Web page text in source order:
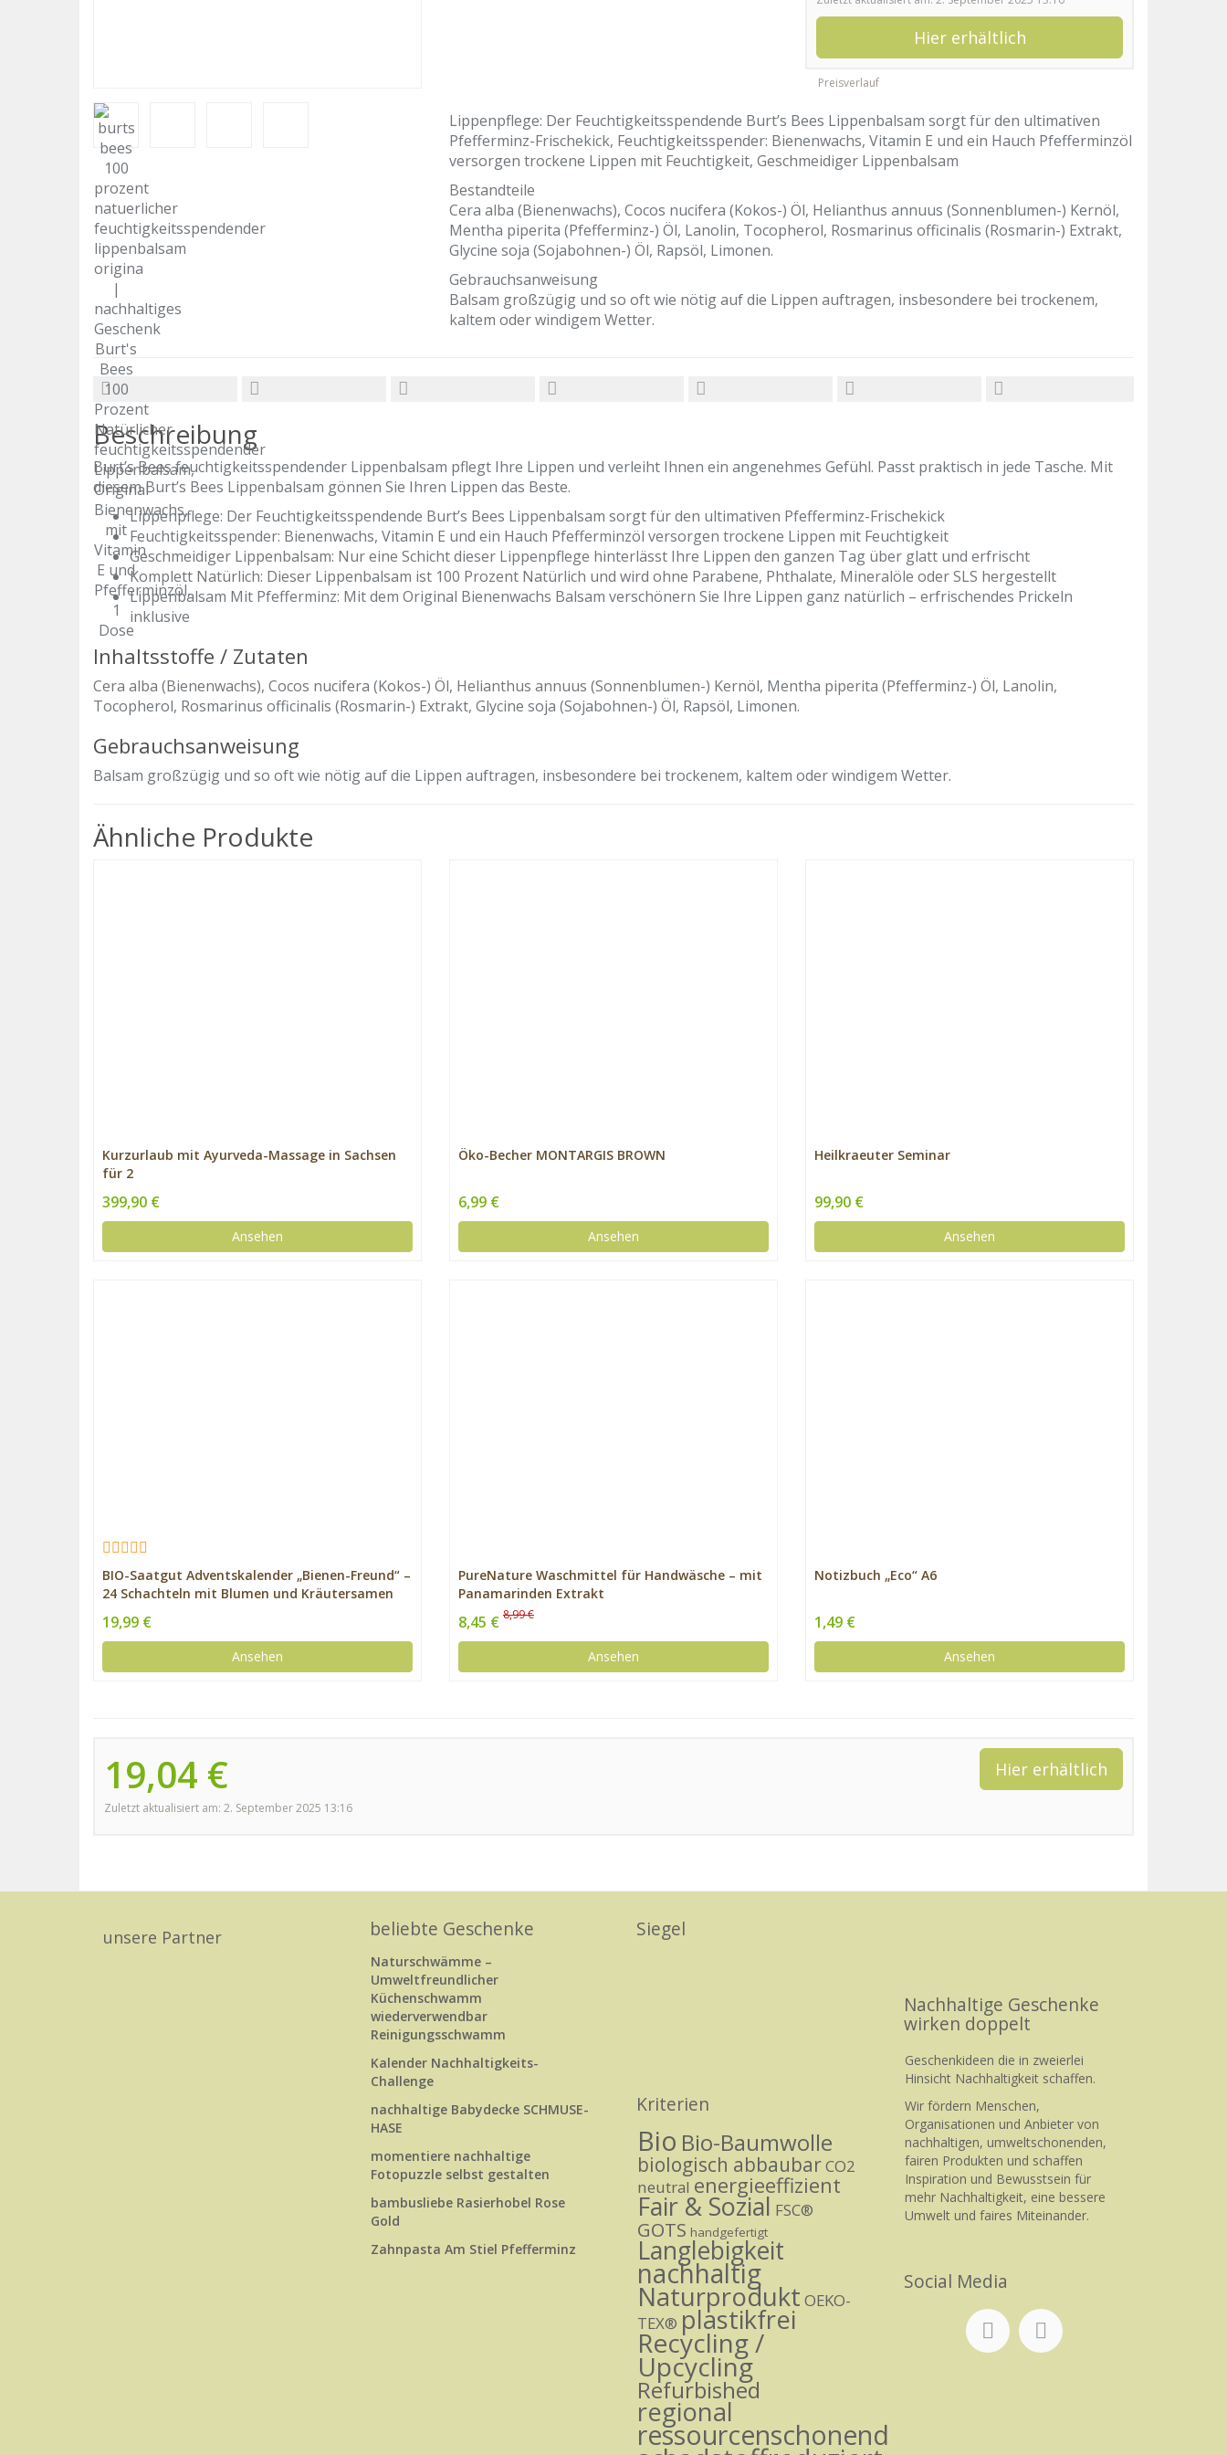
Hier erhältlich
Preisverlauf
Lippenpflege: Der Feuchtigkeitsspendende Burt’s Bees Lippenbalsam sorgt für den ultimativen
Pfefferminz-Frischekick, Feuchtigkeitsspender: Bienenwachs, Vitamin E und ein Hauch Pfefferminzöl
versorgen trockene Lippen mit Feuchtigkeit, Geschmeidiger Lippenbalsam
Bestandteile
Cera alba (Bienenwachs), Cocos nucifera (Kokos-) Öl, Helianthus annuus (Sonnenblumen-) Kernöl,
Mentha piperita (Pfefferminz-) Öl, Lanolin, Tocopherol, Rosmarinus officinalis (Rosmarin-) Extrakt,
Glycine soja (Sojabohnen-) Öl, Rapsöl, Limonen.
Gebrauchsanweisung
Balsam großzügig und so oft wie nötig auf die Lippen auftragen, insbesondere bei trockenem,
kaltem oder windigem Wetter.
Beschreibung
Burt’s Bees feuchtigkeitsspendender Lippenbalsam pflegt Ihre Lippen und verleiht Ihnen ein angenehmes Gefühl. Passt praktisch in jede Tasche. Mit
diesem Burt’s Bees Lippenbalsam gönnen Sie Ihren Lippen das Beste.
Lippenpflege: Der Feuchtigkeitsspendende Burt’s Bees Lippenbalsam sorgt für den ultimativen Pfefferminz-Frischekick
Feuchtigkeitsspender: Bienenwachs, Vitamin E und ein Hauch Pfefferminzöl versorgen trockene Lippen mit Feuchtigkeit
Geschmeidiger Lippenbalsam: Nur eine Schicht dieser Lippenpflege hinterlässt Ihre Lippen den ganzen Tag über glatt und erfrischt
Komplett Natürlich: Dieser Lippenbalsam ist 100 Prozent Natürlich und wird ohne Parabene, Phthalate, Mineralöle oder SLS hergestellt
Lippenbalsam Mit Pfefferminz: Mit dem Original Bienenwachs Balsam verschönern Sie Ihre Lippen ganz natürlich – erfrischendes Prickeln
inklusive
Inhaltsstoffe / Zutaten
Cera alba (Bienenwachs), Cocos nucifera (Kokos-) Öl, Helianthus annuus (Sonnenblumen-) Kernöl, Mentha piperita (Pfefferminz-) Öl, Lanolin,
Tocopherol, Rosmarinus officinalis (Rosmarin-) Extrakt, Glycine soja (Sojabohnen-) Öl, Rapsöl, Limonen.
Gebrauchsanweisung
Balsam großzügig und so oft wie nötig auf die Lippen auftragen, insbesondere bei trockenem, kaltem oder windigem Wetter.
Ähnliche Produkte
Kurzurlaub mit Ayurveda-Massage in Sachsen
für 2
399,90 €
Ansehen
Öko-Becher MONTARGIS BROWN
6,99 €
Ansehen
Heilkraeuter Seminar
99,90 €
Ansehen
BIO-Saatgut Adventskalender „Bienen-Freund“ –
24 Schachteln mit Blumen und Kräutersamen
19,99 €
Ansehen
PureNature Waschmittel für Handwäsche – mit
Panamarinden Extrakt
8,45 € 8,99 €
Ansehen
Notizbuch „Eco“ A6
1,49 €
Ansehen
19,04 €
Zuletzt aktualisiert am: 2. September 2025 13:16
Hier erhältlich
unsere Partner beliebte Geschenke
Naturschwämme –
Umweltfreundlicher
Küchenschwamm
wiederverwendbar
Reinigungsschwamm
Kalender Nachhaltigkeits-
Challenge
nachhaltige Babydecke SCHMUSE-
HASE
momentiere nachhaltige
Fotopuzzle selbst gestalten
bambusliebe Rasierhobel Rose
Gold
Zahnpasta Am Stiel Pfefferminz
Siegel
Kriterien
Bio Bio-Baumwolle
biologisch abbaubarCO2
neutral energieeffizient
Fair & Sozial FSC®
GOTS handgefertigt
Langlebigkeit
nachhaltig
Naturprodukt OEKO-
TEX® plastikfrei
Recycling /
Upcycling
Refurbished
regional
ressourcenschonend
Nachhaltige Geschenke
wirken doppelt
Geschenkideen die in zweierlei
Hinsicht Nachhaltigkeit schaffen.
Wir fördern Menschen,
Organisationen und Anbieter von
nachhaltigen, umweltschonenden,
fairen Produkten und schaffen
Inspiration und Bewusstsein für
mehr Nachhaltigkeit, eine bessere
Umwelt und faires Miteinander.
Social Media